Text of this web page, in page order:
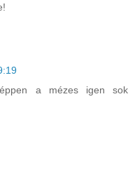
a mézes igen sok